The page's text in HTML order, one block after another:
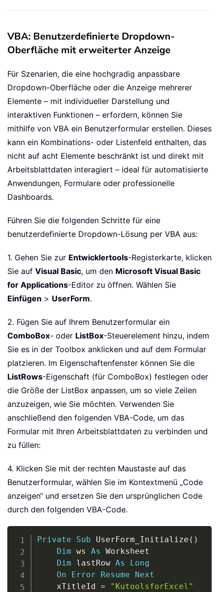
VBA: Benutzerdefinierte Dropdown-
Oberfläche mit erweiterter Anzeige
Für Szenarien, die eine hochgradig anpassbare
Dropdown-Oberfläche oder die Anzeige mehrerer
Elemente – mit individueller Darstellung und
interaktiven Funktionen – erfordern, können Sie
mithilfe von VBA ein Benutzerformular erstellen. Dieses
kann ein Kombinations- oder Listenfeld enthalten, das
nicht auf acht Elemente beschränkt ist und direkt mit
Arbeitsblattdaten interagiert – ideal für automatisierte
Anwendungen, Formulare oder professionelle
Dashboards.
Führen Sie die folgenden Schritte für eine
benutzerdefinierte Dropdown-Lösung per VBA aus:
1. Gehen Sie zur Entwicklertools-Registerkarte, klicken
Sie auf Visual Basic, um den Microsoft Visual Basic
for Applications-Editor zu öffnen. Wählen Sie
Einfügen > UserForm.
2. Fügen Sie auf Ihrem Benutzerformular ein
ComboBox- oder ListBox-Steuerelement hinzu, indem
Sie es in der Toolbox anklicken und auf dem Formular
platzieren. Im Eigenschaftenfenster können Sie die
ListRows-Eigenschaft (für ComboBox) festlegen oder
die Größe der ListBox anpassen, um so viele Zeilen
anzuzeigen, wie Sie möchten. Verwenden Sie
anschließend den folgenden VBA-Code, um das
Formular mit Ihren Arbeitsblattdaten zu verbinden und
zu füllen:
4. Klicken Sie mit der rechten Maustaste auf das
Benutzerformular, wählen Sie im Kontextmenü „Code
anzeigen“ und ersetzen Sie den ursprünglichen Code
durch den folgenden VBA-Code.
Private Sub UserForm_Initialize ( )
Dim ws As Worksheet
Dim lastRow As
Long
On
Error Resume
Next
    xTitleId
=
"KutoolsforExcel"
Copy